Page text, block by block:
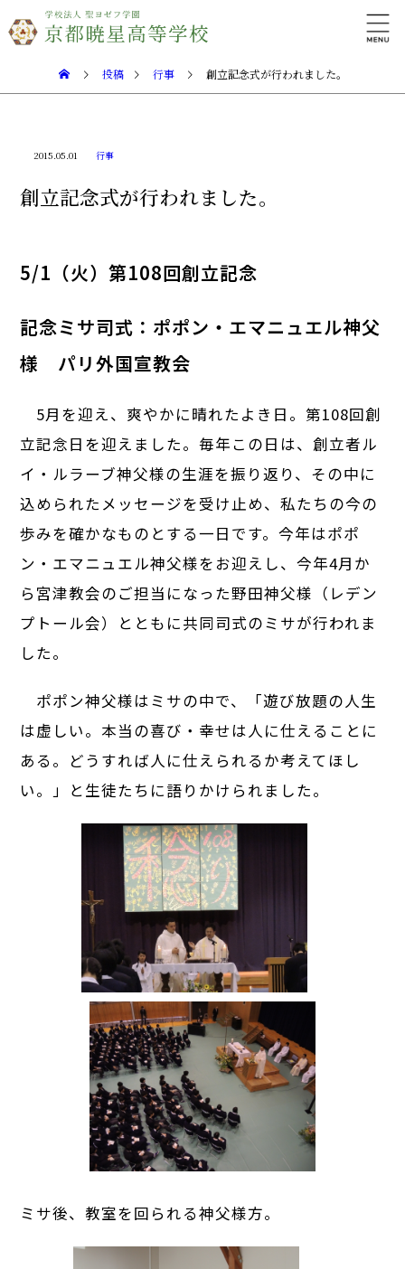
投稿 行事 創立記念式が行われました。
2015.05.01 行事
創立記念式が行われました。
5/1（火）第108回創立記念
記念ミサ司式：ポポン・エマニュエル神父
様 パリ外国宣教会
5月を迎え、爽やかに晴れたよき日。第108回創
立記念日を迎えました。毎年この日は、創立者ル
イ・ルラーブ神父様の生涯を振り返り、その中に
込められたメッセージを受け止め、私たちの今の
歩みを確かなものとする一日です。今年はポポ
ン・エマニュエル神父様をお迎えし、今年4月か
ら宮津教会のご担当になった野田神父様（レデン
プトール会）とともに共同司式のミサが行われま
した。
ポポン神父様はミサの中で、「遊び放題の人生
は虚しい。本当の喜び・幸せは人に仕えることに
ある。どうすれば人に仕えられるか考えてほし
い。」と生徒たちに語りかけられました。
ミサ後、教室を回られる神父様方。